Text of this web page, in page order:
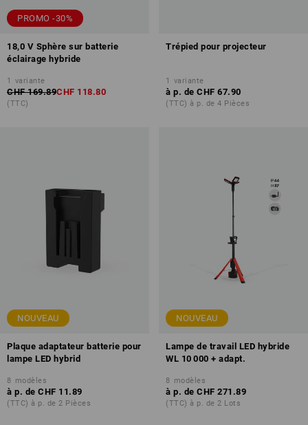
PROMO -30%
18,0 V Sphère sur batterie
éclairage hybride
1 variante
CHF 169.89CHF 118.80
(TTC)
Trépied pour projecteur
1 variante
à p. de CHF 67.90
(TTC) à p. de 4 Pièces
NOUVEAU
Plaque adaptateur batterie pour
lampe LED hybrid
8 modèles
à p. de CHF 11.89
(TTC) à p. de 2 Pièces
NOUVEAU
Lampe de travail LED hybride
WL 10 000 + adapt.
8 modèles
à p. de CHF 271.89
(TTC) à p. de 2 Lots